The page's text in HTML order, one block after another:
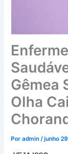
Gêmea
Olha
Poradmin /junho